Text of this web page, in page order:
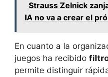
Strauss Zelnick
IA no va a crear el
En cuanto a la
juegos ha recibido
permite distinguir